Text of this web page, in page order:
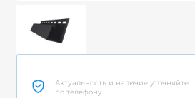
Актуальность и наличие уточняйте
по телефону